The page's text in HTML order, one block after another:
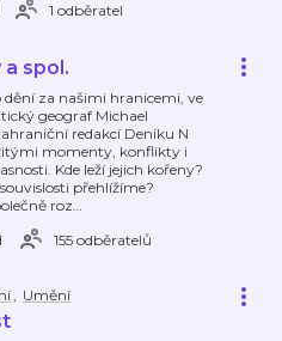
1 odběratel
a spol.
dění za našimi hranicemi, ve
geograf Michael
redakcí Deníku N
momenty, konflikty i
Kde leží jejich kořeny?
přehlížíme?
roz…
155 odběratelů
, Umění